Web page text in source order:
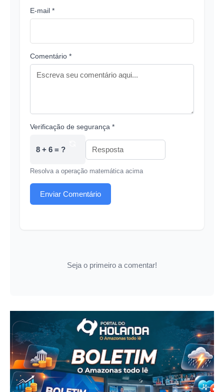
E-mail *
Comentário *
Verificação de segurança *
8 + 6 = ?
Resolva a operação matemática acima
Enviar Comentário
Seja o primeiro a comentar!